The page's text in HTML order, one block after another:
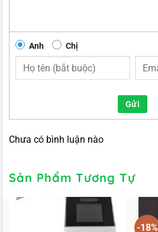
Anh Chị
Gửi
Chưa có bình luận nào
Sản Phẩm Tương Tự
-18%